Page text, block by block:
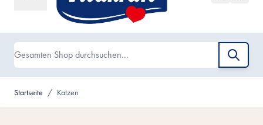
Startseite / Katzen